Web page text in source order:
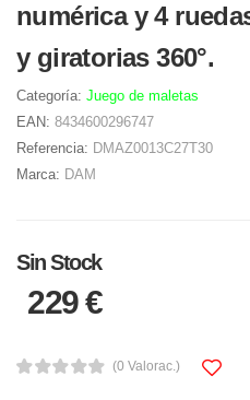
numérica y 4
y giratorias 360°.
Categoría: Juego de maletas
EAN: 8434600296747
Referencia: DMAZ0013C27T30
Marca: DAM
Sin Stock
229 €
(0 Valorac.)